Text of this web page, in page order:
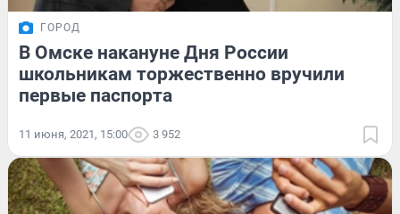
ГОРОД
В Омске накануне Дня России
школьникам торжественно вручили
первые паспорта
11 июня, 2021, 15:00 3 952